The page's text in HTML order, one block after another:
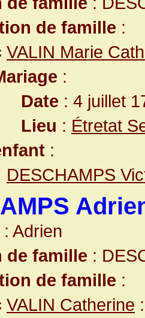
de famille :
VALIN Marie
:
Date : 4 juillet
Lieu : Étretat
:
DESCHAMPS
: Adrien
de famille :
de famille :
VALIN Catherine :